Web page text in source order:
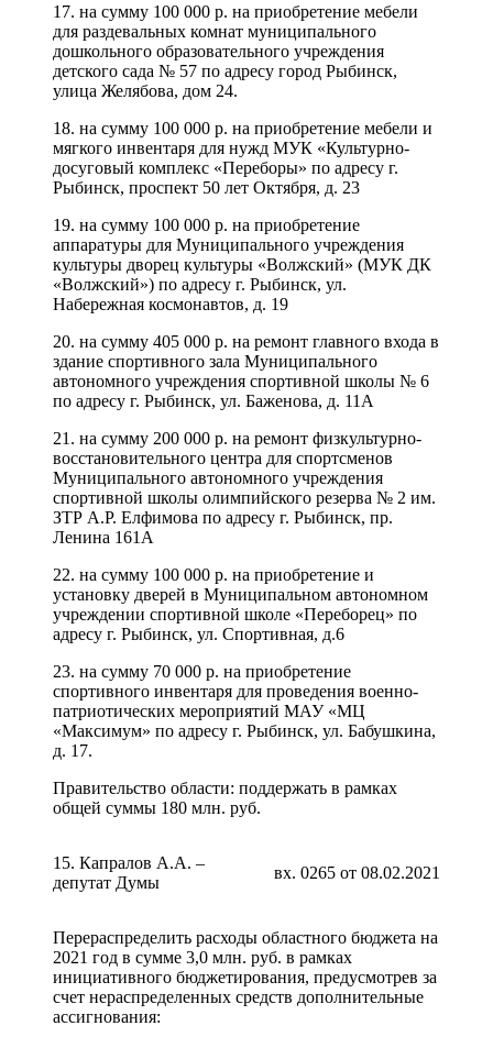
17. на сумму 100 000 р. на приобретение мебели
для раздевальных комнат муниципального
дошкольного образовательного учреждения
детского сада № 57 по адресу город Рыбинск,
улица Желябова, дом 24.
18. на сумму 100 000 р. на приобретение мебели и
мягкого инвентаря для нужд МУК «Культурно-
досуговый комплекс «Переборы» по адресу г.
Рыбинск, проспект 50 лет Октября, д. 23
19. на сумму 100 000 р. на приобретение
аппаратуры для Муниципального учреждения
культуры дворец культуры «Волжский» (МУК ДК
«Волжский») по адресу г. Рыбинск, ул.
Набережная космонавтов, д. 19
20. на сумму 405 000 р. на ремонт главного входа в
здание спортивного зала Муниципального
автономного учреждения спортивной школы № 6
по адресу г. Рыбинск, ул. Баженова, д. 11А
21. на сумму 200 000 р. на ремонт физкультурно-
восстановительного центра для спортсменов
Муниципального автономного учреждения
спортивной школы олимпийского резерва № 2 им.
ЗТР А.Р. Елфимова по адресу г. Рыбинск, пр.
Ленина 161А
22. на сумму 100 000 р. на приобретение и
установку дверей в Муниципальном автономном
учреждении спортивной школе «Переборец» по
адресу г. Рыбинск, ул. Спортивная, д.6
23. на сумму 70 000 р. на приобретение
спортивного инвентаря для проведения военно-
патриотических мероприятий МАУ «МЦ
«Максимум» по адресу г. Рыбинск, ул. Бабушкина,
д. 17.
Правительство области: поддержать в рамках
общей суммы 180 млн. руб.
15. Капралов А.А. –
депутат Думы
вх. 0265 от 08.02.2021
Перераспределить расходы областного бюджета на
2021 год в сумме 3,0 млн. руб. в рамках
инициативного бюджетирования, предусмотрев за
счет нераспределенных средств дополнительные
ассигнования: